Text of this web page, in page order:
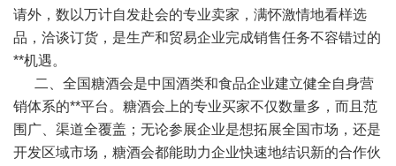
请外，数以万计自发赴会的专业卖家，满怀激情地看样选
品，洽谈订货，是生产和贸易企业完成销售任务不容错过的
**机遇。
二、全国糖酒会是中国酒类和食品企业建立健全自身营
销体系的**平台。糖酒会上的专业买家不仅数量多，而且范
围广、渠道全覆盖；无论参展企业是想拓展全国市场，还是
开发区域市场，糖酒会都能助力企业快速地结识新的合作伙